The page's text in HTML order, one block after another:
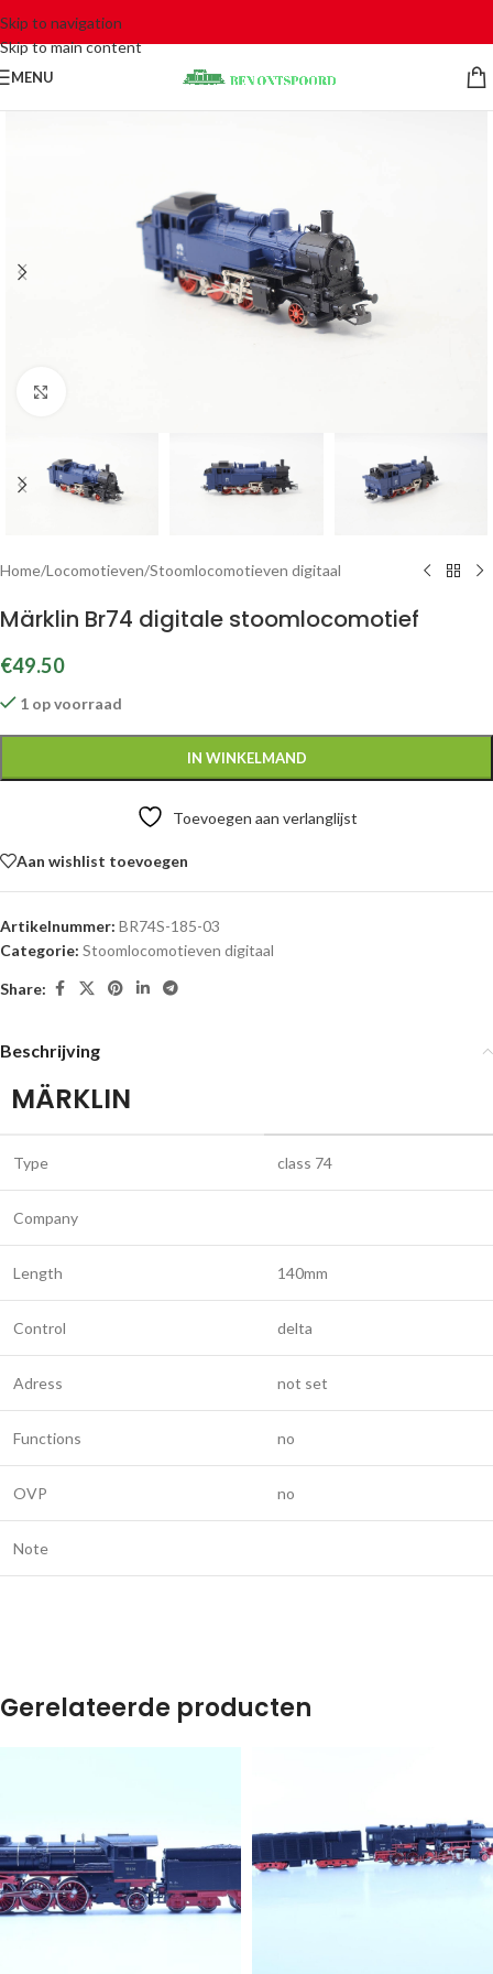
Skip to navigation
Skip to main content
MENU
Home/Locomotieven/Stoomlocomotieven digitaal
Märklin Br74 digitale stoomlocomotief
€49.50
1 op voorraad
IN WINKELMAND
Toevoegen aan verlanglijst
Aan wishlist toevoegen
Artikelnummer: BR74S-185-03
Categorie: Stoomlocomotieven digitaal
Share:
Beschrijving
MÄRKLIN
Type class 74
Company
Length 140mm
Control delta
Adress not set
Functions no
OVP no
Note
Gerelateerde producten